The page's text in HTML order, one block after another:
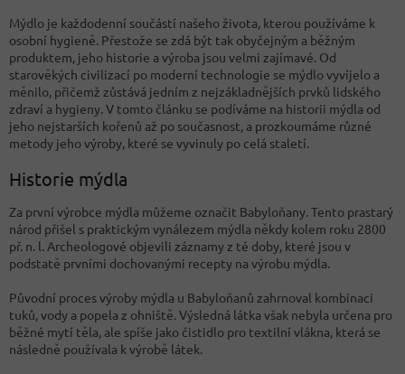
Mýdlo je každodenní součástí našeho života, kterou používáme k
osobní hygieně. Přestože se zdá být tak obyčejným a běžným
produktem, jeho historie a výroba jsou velmi zajímavé. Od
starověkých civilizací po moderní technologie se mýdlo vyvíjelo a
měnilo, přičemž zůstává jedním z nejzákladnějších prvků lidského
zdraví a hygieny. V tomto článku se podíváme na historii mýdla od
jeho nejstarších kořenů až po současnost, a prozkoumáme různé
metody jeho výroby, které se vyvinuly po celá staletí.
Historie mýdla
Za první výrobce mýdla můžeme označit Babyloňany. Tento prastarý
národ přišel s praktickým vynálezem mýdla někdy kolem roku 2800
př. n. l. Archeologové objevili záznamy z té doby, které jsou v
podstatě prvními dochovanými recepty na výrobu mýdla.
Původní proces výroby mýdla u Babyloňanů zahrnoval kombinaci
tuků, vody a popela z ohniště. Výsledná látka však nebyla určena pro
běžné mytí těla, ale spíše jako čistidlo pro textilní vlákna, která se
následně používala k výrobě látek.